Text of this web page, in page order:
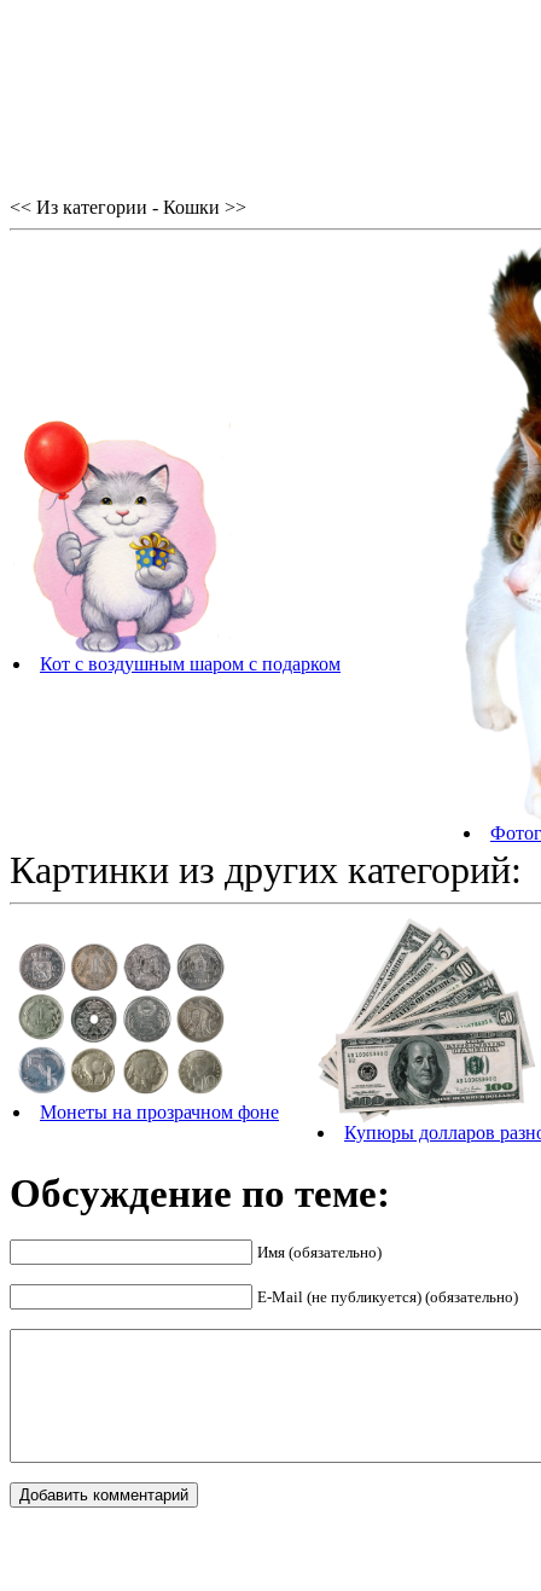
<< Из категории - Кошки >>
Кот с воздушным шаром с подарком
Картинки из других категорий:
Монеты на прозрачном фоне
Купюры долларов
Обсуждение по теме:
Имя (обязательно)
E-Mail (не публикуется) (обязательно)